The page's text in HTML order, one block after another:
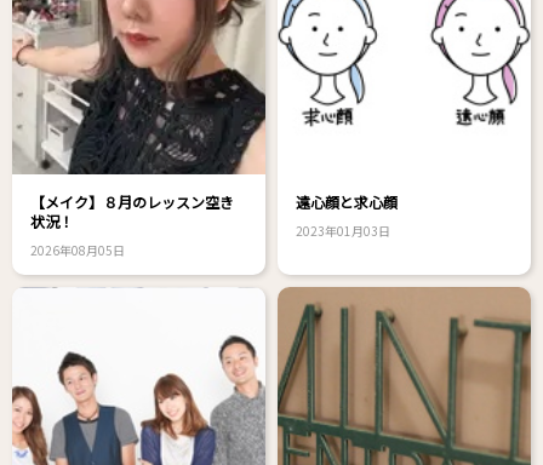
【メイク】８月のレッスン空き
状況！
2026年08月05日
遠心顔と求心顔
2023年01月03日